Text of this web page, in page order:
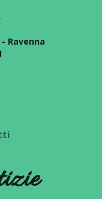
Ravenna